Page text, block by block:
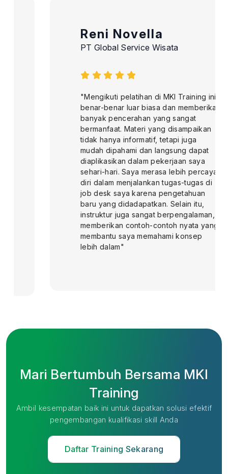
Reni Novella
PT Global Service Wisata
"Mengikuti pelatihan di MKI Training ini
benar-benar luar biasa dan memberikan
banyak pencerahan yang sangat
bermanfaat. Materi yang disampaikan
tidak hanya informatif, tetapi juga
mudah dipahami dan langsung dapat
diaplikasikan dalam pekerjaan saya
sehari-hari. Saya merasa lebih percaya
diri dalam menjalankan tugas-tugas di
job desk saya karena pengetahuan
baru yang didadapatkan. Selain itu,
instruktur juga sangat berpengalaman,
memberikan contoh-contoh nyata yang
membantu saya memahami konsep
lebih dalam"
Mari Bertumbuh Bersama MKI
Training
Ambil kesempatan baik ini untuk dapatkan solusi efektif
pengembangan kualifikasi skill Anda
Daftar Training Sekarang